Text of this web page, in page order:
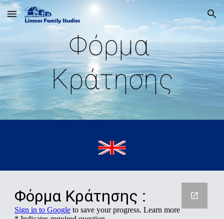
Skip to main content Skip to navigation
Φόρμα
Κράτησης